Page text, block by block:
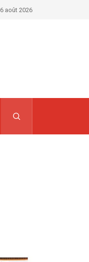
6 août 2026